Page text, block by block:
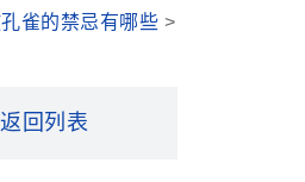
雀的禁忌有哪些 >
返回列表